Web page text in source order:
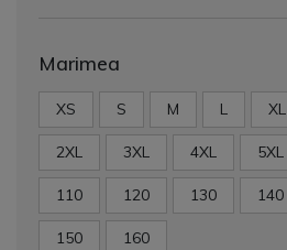
Marimea
XS S M L XL
2XL 3XL 4XL 5XL
110 120 130 140
150 160